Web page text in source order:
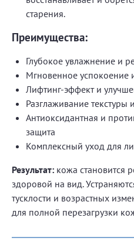
старения.
Преимущества:
Глубокое увлажнение и
Мгновенное успокоение
Лифтинг-эффект и
Разглаживание
Антиоксидантная и
защита
Комплексный уход для
Результат: кожа становится
здоровой на вид.
тусклости и возрастных
для полной перезагрузки